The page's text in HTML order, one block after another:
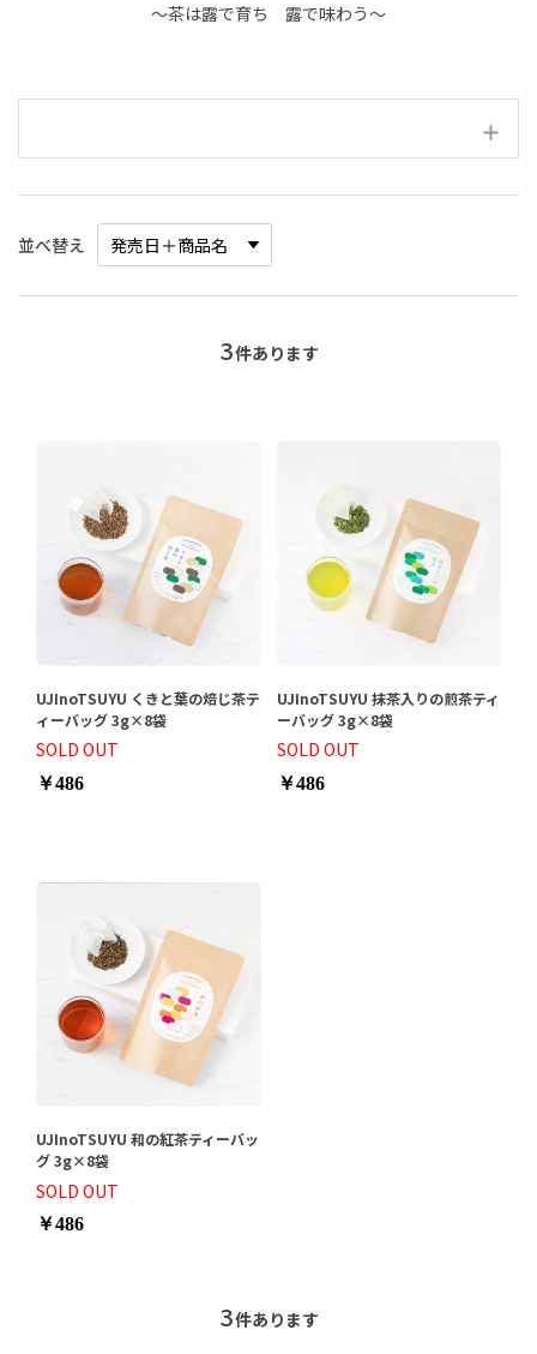
～茶は露で育ち 露で味わう～
並べ替え
3件あります
SOLD OUT
UJInoTSUYU くきと葉の焙じ茶テ
ィーバッグ 3g×8袋
￥486
SOLD OUT
UJInoTSUYU 抹茶入りの煎茶ティ
ーバッグ 3g×8袋
￥486
SOLD OUT
UJInoTSUYU 和の紅茶ティーバッ
グ 3g×8袋
￥486
3件あります